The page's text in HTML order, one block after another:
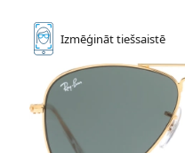
Izmēģināttiešsaistē